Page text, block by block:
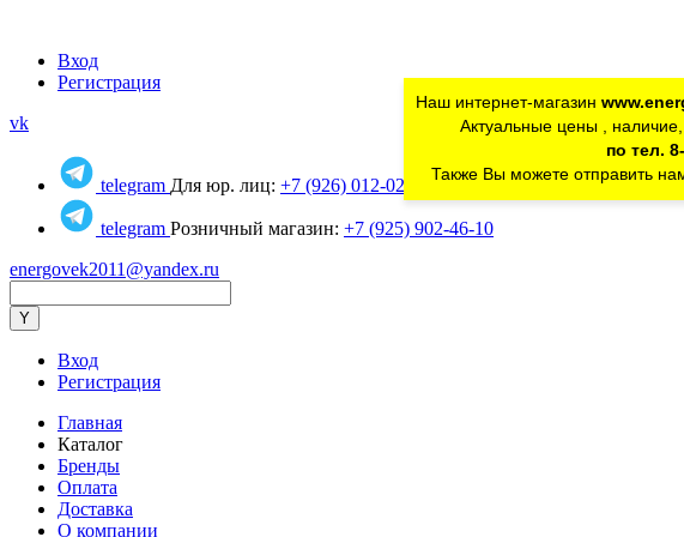
Вход
Регистрация
vk
telegram Для юр. лиц: +7 (926) 012-02-80
telegram Розничный магазин: +7 (925) 902-46-10
energovek2011@yandex.ru
Наш интернет-магазин
Актуальные цены ,
по тел.
Также Вы можете отправить
Вход
Регистрация
Главная
Каталог
Бренды
Оплата
Доставка
О компании